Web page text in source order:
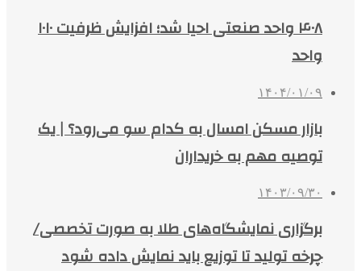
۴۰۸ واحد صنعتی احیا شد؛ افزایش ظرفیت ۱۰۱۰
واحد
۱۴۰۴/۰۱/۰۹
بازار مسکن امسال به کدام سو می‌رود؟ | یک
توصیه مهم به خریداران
۱۴۰۳/۰۹/۳۰
برگزاری نمایشگاه‌های طلا به صورت تخصصی‌/
چرخه تولید تا توزیع باید نمایش داده شود